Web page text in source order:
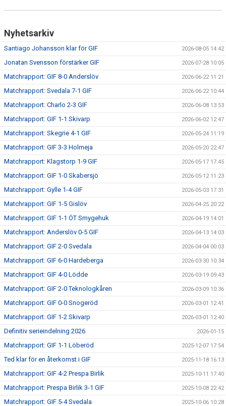
Nyhetsarkiv
Santiago Johansson klar för GIF 2026-08-05 14:42
Jonatan Svensson förstärker GIF 2026-07-28 10:05
Matchrapport: GIF 8-0 Anderslöv 2026-06-22 11:21
Matchrapport: Svedala 7-1 GIF 2026-06-22 10:44
Matchrapport: Charlo 2-3 GIF 2026-06-08 13:53
Matchrapport: GIF 1-1 Skivarp 2026-06-02 12:47
Matchrapport: Skegrie 4-1 GIF 2026-05-24 11:19
Matchrapport: GIF 3-3 Holmeja 2026-05-20 22:47
Matchrapport: Klagstorp 1-9 GIF 2026-05-17 17:45
Matchrapport: GIF 1-0 Skabersjö 2026-05-12 11:23
Matchrapport: Gylle 1-4 GIF 2026-05-03 17:31
Matchrapport: GIF 1-5 Gislöv 2026-04-25 20:22
Matchrapport: GIF 1-1 ÖT Smygehuk 2026-04-19 14:01
Matchrapport: Anderslöv 0-5 GIF 2026-04-13 14:03
Matchrapport: GIF 2-0 Svedala 2026-04-04 00:03
Matchrapport: GIF 6-0 Hardeberga 2026-03-30 10:34
Matchrapport: GIF 4-0 Lödde 2026-03-19 09:43
Matchrapport: GIF 2-0 Teknologkåren 2026-03-09 10:36
Matchrapport: GIF 0-0 Snogeröd 2026-03-01 12:41
Matchrapport: GIF 1-2 Skivarp 2026-03-01 12:40
Definitiv serieindelning 2026 2026-01-15
Matchrapport: GIF 1-1 Löberöd 2025-12-07 17:54
Ted klar för en återkomst i GIF 2025-11-18 16:13
Matchrapport: GIF 4-2 Prespa Birlik 2025-10-11 17:40
Matchrapport: Prespa Birlik 3-1 GIF 2025-10-08 22:42
Matchrapport: GIF 5-4 Svedala 2025-10-06 10:28